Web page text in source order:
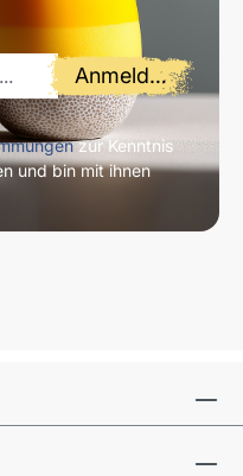
Anmelden
zur Kenntnis
und bin mit ihnen